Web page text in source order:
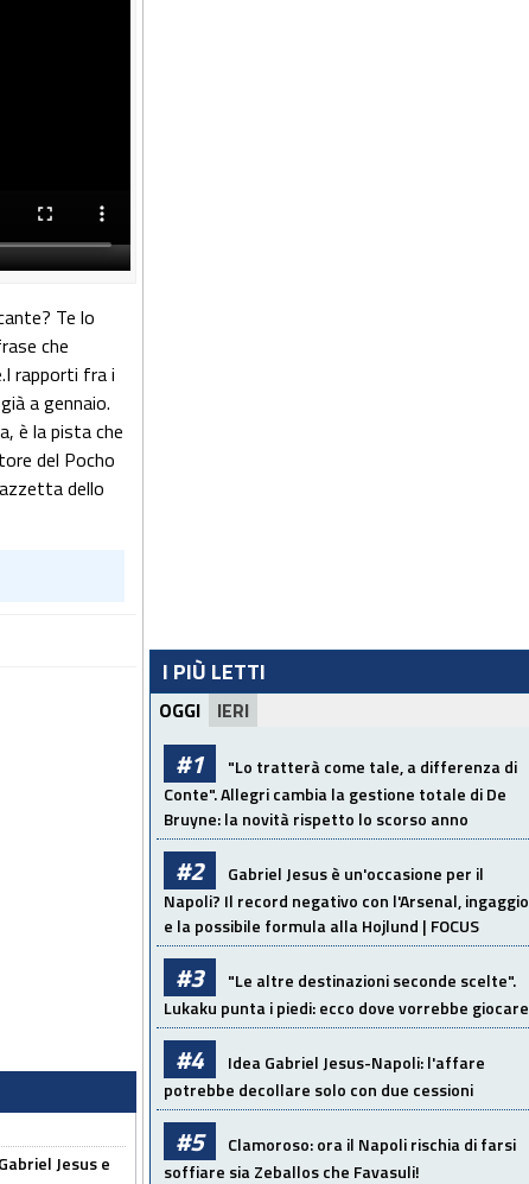
Te lo
che
rapporti fra i
a gennaio.
è la pista che
del Pocho
dello
Jesus e
I PIÙ LETTI
OGGI IERI
#1
"Lo tratterà come tale, a differenza di
Conte". Allegri cambia la gestione totale di De
Bruyne: la novità rispetto lo scorso anno
#2
Gabriel Jesus è un'occasione per il
Napoli? Il record negativo con l'Arsenal, ingaggio
e la possibile formula alla Hojlund | FOCUS
#3
"Le altre destinazioni seconde scelte".
Lukaku punta i piedi: ecco dove vorrebbe giocare
#4
Idea Gabriel Jesus-Napoli: l'affare
potrebbe decollare solo con due cessioni
#5
Clamoroso: ora il Napoli rischia di farsi
soffiare sia Zeballos che Favasuli!